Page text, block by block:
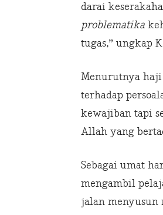
darai
problematika
tugas,” ungkap
Menurutnya
terhadap
kewajiban tapi
Allah yang
Sebagai umat
mengambil
jalan menyusun